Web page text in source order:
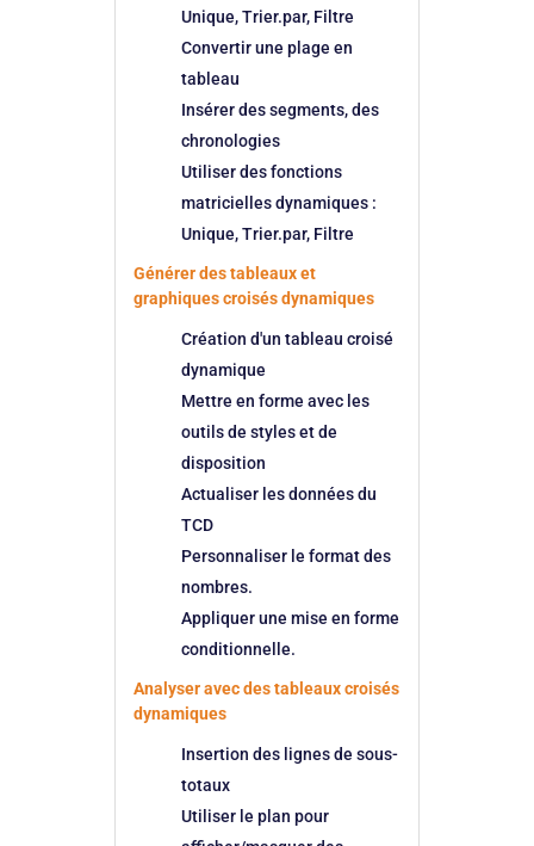
Unique, Trier.par, Filtre
Convertir une plage en
tableau
Insérer des segments, des
chronologies
Utiliser des fonctions
matricielles dynamiques :
Unique, Trier.par, Filtre
Générer des tableaux et
graphiques croisés dynamiques
Création d'un tableau croisé
dynamique
Mettre en forme avec les
outils de styles et de
disposition
Actualiser les données du
TCD
Personnaliser le format des
nombres.
Appliquer une mise en forme
conditionnelle.
Analyser avec des tableaux croisés
dynamiques
Insertion des lignes de sous-
totaux
Utiliser le plan pour